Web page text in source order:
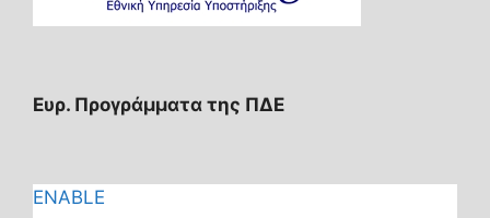
Ευρ. Προγράμματα της ΠΔΕ
ENABLE